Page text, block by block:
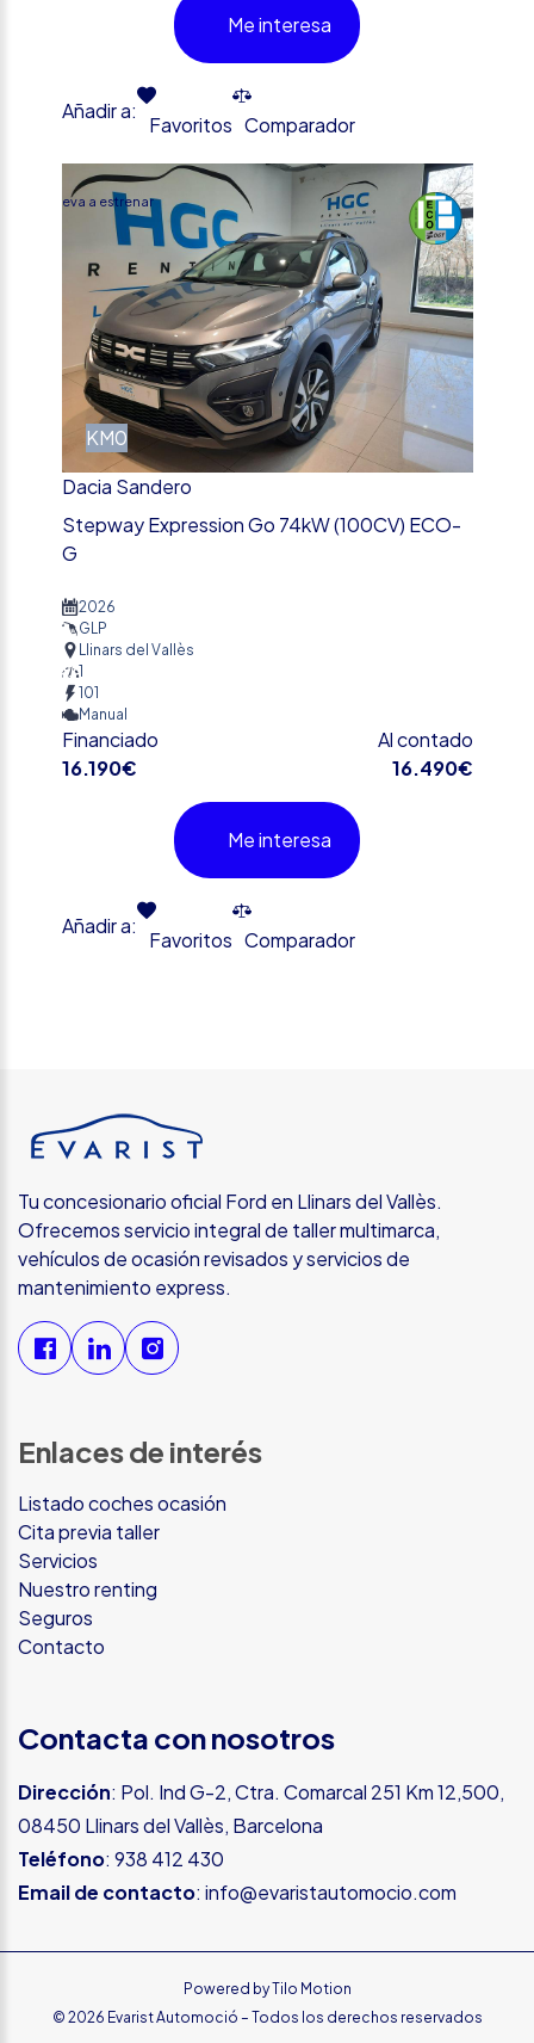
Me interesa
Añadir a:
Favoritos Comparador
KM0
Nueva a estrenar
Dacia Sandero
Stepway Expression Go 74kW (100CV) ECO-
G
2026
GLP
Llinars del Vallès
1
101
Manual
Financiado
16.190€
Al contado
16.490€
Me interesa
Añadir a:
Favoritos Comparador
Tu concesionario oficial Ford en Llinars del Vallès.
Ofrecemos servicio integral de taller multimarca,
vehículos de ocasión revisados y servicios de
mantenimiento express.
Enlaces de interés
Listado coches ocasión
Cita previa taller
Servicios
Nuestro renting
Seguros
Contacto
Contacta con nosotros
Dirección: Pol. Ind G-2, Ctra. Comarcal 251 Km 12,500,
08450 Llinars del Vallès, Barcelona
Teléfono: 938 412 430
Email de contacto: info@evaristautomocio.com
Powered byTilo Motion
© 2026 Evarist Automoció – Todos los derechos reservados